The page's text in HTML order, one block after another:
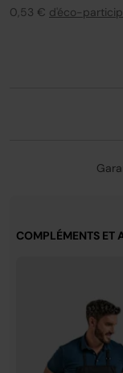
traditionnelle.
0,53 € d'éco-
COMPLÉMENTS ET